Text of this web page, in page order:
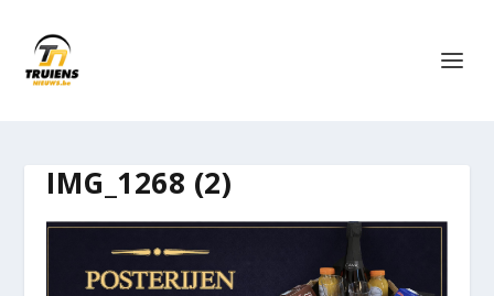
IMG_1268 (2)